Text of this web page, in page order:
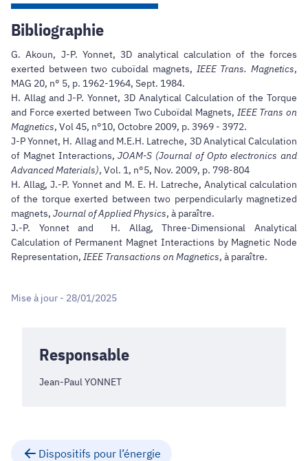
Bibliographie
G. Akoun, J-P. Yonnet, 3D analytical calculation of the forces
exerted between two cuboïdal magnets, IEEE Trans. Magnetics,
MAG 20, n° 5, p. 1962-1964, Sept. 1984.
H. Allag and J-P. Yonnet, 3D Analytical Calculation of the Torque
and Force exerted between Two Cuboïdal Magnets, IEEE Trans on
Magnetics, Vol 45, n°10, Octobre 2009, p. 3969 - 3972.
J-P Yonnet, H. Allag and M.E.H. Latreche, 3D Analytical Calculation
of Magnet Interactions,JOAM-S (Journal of Opto electronics and
Advanced Materials), Vol. 1, n°5, Nov. 2009, p. 798-804
H. Allag, J.-P. Yonnet and M. E. H. Latreche, Analytical calculation
of the torque exerted between two perpendicularly magnetized
magnets, Journal of Applied Physics, à paraître.
J.-P. Yonnet and H. Allag, Three-Dimensional Analytical
Calculation of Permanent Magnet Interactions by Magnetic Node
Representation, IEEE Transactions on Magnetics, à paraître.
Mise à jour - 28/01/2025
Responsable
Jean-Paul YONNET
Dispositifs pour l’énergie